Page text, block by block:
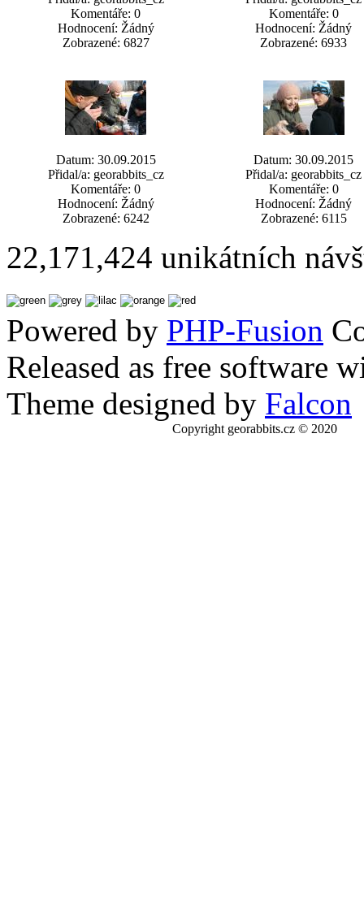
Komentáře: 0
Hodnocení: Žádný
Zobrazené: 6827
Komentáře: 0
Hodnocení: Žádný
Zobrazené: 6933
Datum: 30.09.2015
Přidal/a: georabbits_cz
Komentáře: 0
Hodnocení: Žádný
Zobrazené: 6242
Datum: 30.09.2015
Přidal/a: georabbits_cz
Komentáře: 0
Hodnocení: Žádný
Zobrazené: 6115
22,171,424 unikátních
Powered by PHP-Fusion
Released as free software
Theme designed by Falcon
Copyright georabbits.cz © 2020